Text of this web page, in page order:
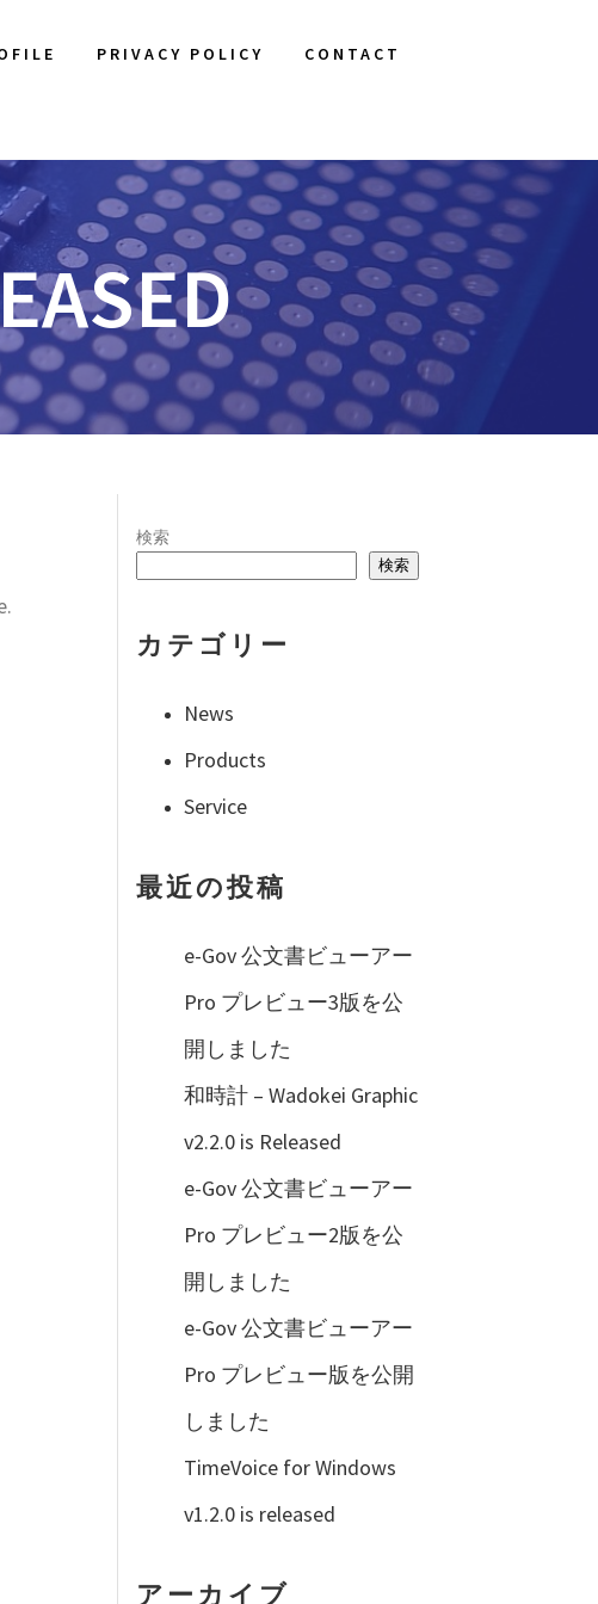
PRIVACY POLICY CONTACT
検索
検索
カテゴリー
News
Products
Service
最近の投稿
e-Gov 公文書ビューアー
Pro プレビュー3版を公
開しました
和時計 – Wadokei Graphic
v2.2.0 is Released
e-Gov 公文書ビューアー
Pro プレビュー2版を公
開しました
e-Gov 公文書ビューアー
Pro プレビュー版を公開
しました
TimeVoice for Windows
v1.2.0 is released
アーカイブ